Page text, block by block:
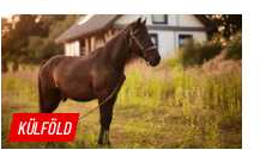
KÜLFÖLD